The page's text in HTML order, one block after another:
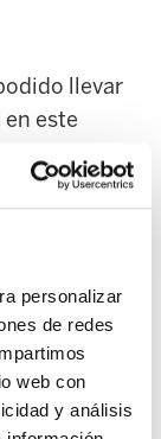
personalizar
de redes
web con
y análisis
llevar
este
huelga
cargo de
el visto